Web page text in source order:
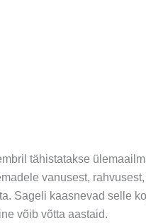
tähistatakse
vanusest,
Sageli kaasnevad selle
võib võtta aastaid.